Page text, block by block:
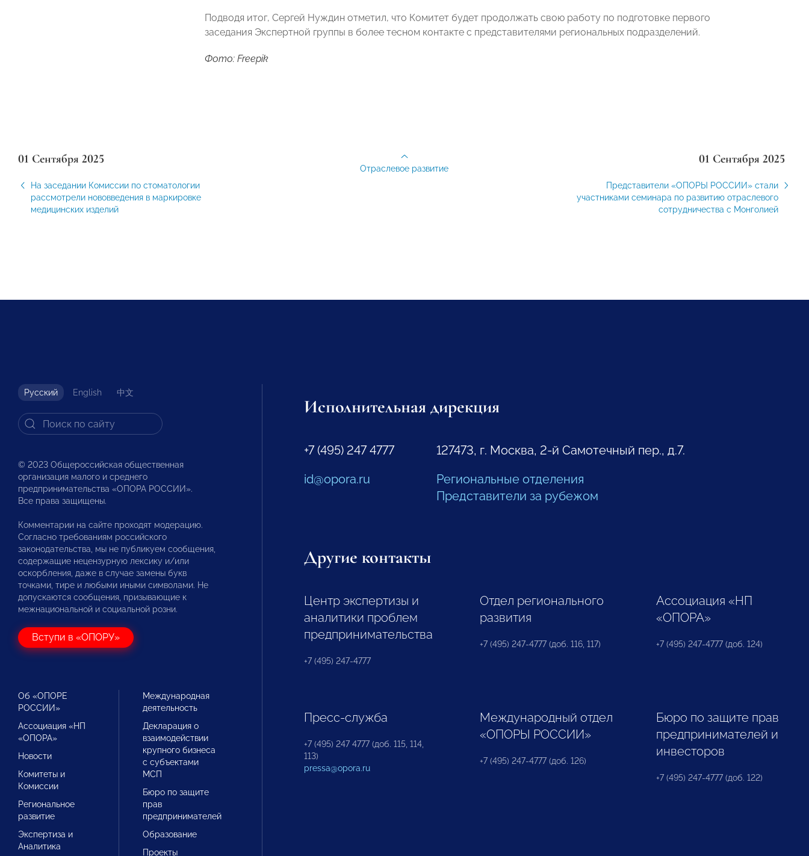
Подводя итог, Сергей Нуждин отметил, что Комитет будет продолжать свою работу по подготовке первого
заседания Экспертной группы в более тесном контакте с представителями региональных подразделений.
Фото: Freepik
01 Сентября 2025
На заседании Комиссии по стоматологии
рассмотрели нововведения в маркировке
медицинских изделий
01 Сентября 2025
Представители «ОПОРЫ РОССИИ» стали
участниками семинара по развитию отраслевого
сотрудничества с Монголией
Отраслевое развитие
Русский English 中文
© 2023 Общероссийская общественная
организация малого и среднего
предпринимательства «ОПОРА РОССИИ».
Все права защищены.
Комментарии на сайте проходят модерацию.
Согласно требованиям российского
законодательства, мы не публикуем сообщения,
содержащие нецензурную лексику и/или
оскорбления, даже в случае замены букв
точками, тире и любыми иными символами. Не
допускаются сообщения, призывающие к
межнациональной и социальной розни.
Вступи в «ОПОРУ»
Об «ОПОРЕ
РОССИИ»
Ассоциация «НП
«ОПОРА»
Новости
Комитеты и
Комиссии
Региональное
развитие
Экспертиза и
Аналитика
Международная
деятельность
Декларация о
взаимодействии
крупного бизнеса
с субъектами
МСП
Бюро по защите
прав
предпринимателей
Образование
Проекты
Исполнительная дирекция
+7 (495) 247 4777
id@opora.ru
127473, г. Москва, 2-й Самотечный пер., д.7.
Региональные отделения
Представители за рубежом
Другие контакты
Центр экспертизы и
аналитики проблем
предпринимательства
+7 (495) 247-4777
Отдел регионального
развития
+7 (495) 247-4777 (доб. 116, 117)
Ассоциация «НП
«ОПОРА»
+7 (495) 247-4777 (доб. 124)
Пресс-служба
+7 (495) 247 4777 (доб. 115, 114,
113)
pressa@opora.ru
Международный отдел
«ОПОРЫ РОССИИ»
+7 (495) 247-4777 (доб. 126)
Бюро по защите прав
предпринимателей и
инвесторов
+7 (495) 247-4777 (доб. 122)